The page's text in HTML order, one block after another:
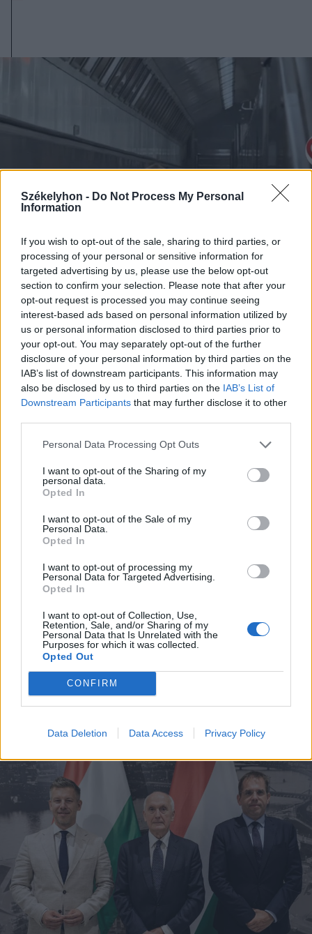
Székelyhon - Do Not Process My Personal
Information
If you wish to opt-out of the sale, sharing to third parties, or
processing of your personal or sensitive information for
targeted advertising by us, please use the below opt-out
section to confirm your selection. Please note that after your
opt-out request is processed you may continue seeing
interest-based ads based on personal information utilized by
us or personal information disclosed to third parties prior to
your opt-out. You may separately opt-out of the further
disclosure of your personal information by third parties on the
IAB’s list of downstream participants. This information may
also be disclosed by us to third parties on the IAB’s List of
Downstream Participants that may further disclose it to other
Personal Data Processing Opt Outs
I want to opt-out of the Sharing of my
personal data.
Opted In
I want to opt-out of the Sale of my
Personal Data.
Opted In
I want to opt-out of processing my
Personal Data for Targeted Advertising.
Opted In
I want to opt-out of Collection, Use,
Retention, Sale, and/or Sharing of my
Personal Data that Is Unrelated with the
Purposes for which it was collected.
Opted Out
CONFIRM
Data Deletion Data Access Privacy Policy
2026. augusztus 08., szombat
Vaddisznó szaladt le a budapesti
metróba, felszállt az egyik kocsira,
majd kilőtték – videóval
2026. augusztus 08., szombat
Hétvégén is folytatódik a gázolaj
árának csökkenése